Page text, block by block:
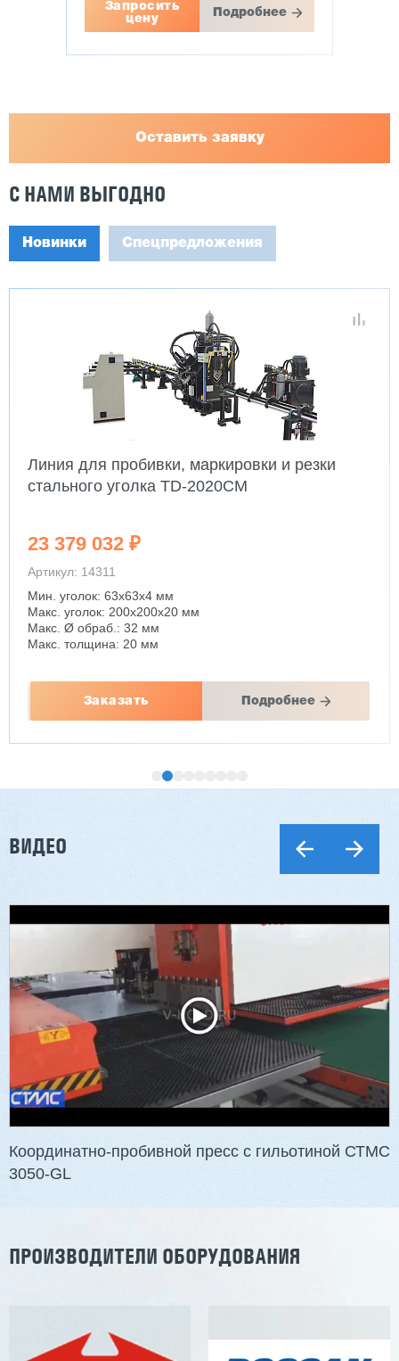
Запросить
цену
Подробнее
Оставить заявку
С НАМИ ВЫГОДНО
Новинки Спецпредложения
Линия для пробивки, маркировки и резки
стального уголка TD-2020CM
23 379 032 ₽
Артикул: 14311
Мин. уголок: 63x63x4 мм
Макс. уголок: 200x200x20 мм
Макс. Ø обраб.: 32 мм
Макс. толщина: 20 мм
Заказать Подробнее
Двухсторонний шипорез MX6015
2 854 839 ₽
3 201 613 ₽
Артикул: 2497
Длина заготовки: 400-1500 мм
Макс. ширина заготовки: 580 мм
Станок проходного типа
ВИДЕО
Координатно-пробивной пресс с гильотиной СТМС
3050-GL
ПРОИЗВОДИТЕЛИ ОБОРУДОВАНИЯ